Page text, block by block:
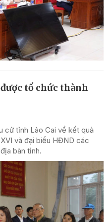
được tổ chức thành
cử tỉnh Lào Cai về kết quả
và đại biểu HĐND các
bàn tỉnh.